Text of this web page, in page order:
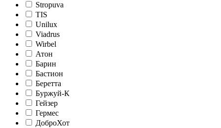
Stropuva
TIS
Unilux
Viadrus
Wirbel
Атон
Барин
Бастион
Беретта
Буржуй-К
Гейзер
Гермес
ДоброХот